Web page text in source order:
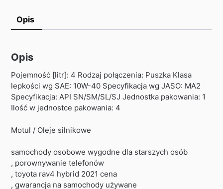
Opis
Opis
Pojemność [litr]: 4 Rodzaj połączenia: Puszka Klasa
lepkości wg SAE: 10W-40 Specyfikacja wg JASO: MA2
Specyfikacja: API SN/SM/SL/SJ Jednostka pakowania: 1
Ilość w jednostce pakowania: 4
Motul / Oleje silnikowe
samochody osobowe wygodne dla starszych osób
, porownywanie telefonów
, toyota rav4 hybrid 2021 cena
, gwarancja na samochody używane